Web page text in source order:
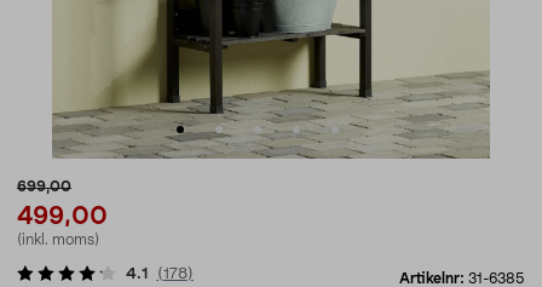
699,00
499,00
(inkl. moms)
Artikelnr: 31-6385
4.1 (178)